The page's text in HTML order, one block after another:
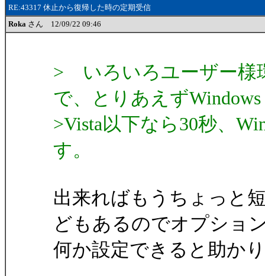
RE:43317 休止から復帰した時の定期受信
Roka さん 12/09/22 09:46
> いろいろユーザー様
で、とりあえずWindows
>Vista以下なら30秒、
す。
出来ればもうちょっと
どもあるのでオプショ
何か設定できると助か